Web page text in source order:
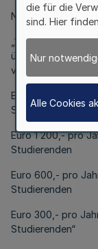
Nummer 1.1 der
„1.1
über mindestens
verfügen:
Euro 2 400,- pro
Studierenden
Euro 1 200,- pro
Studierenden
Euro 600,- pro
Studierenden
Euro 300,- pro
Studierenden“
die für die
sind. Hier
Nur
Alle Cookies